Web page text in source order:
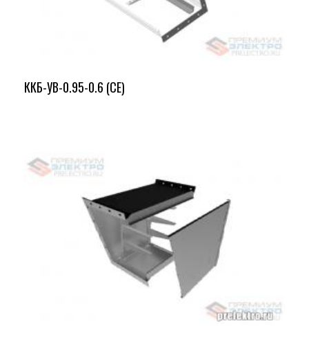
ККБ-УВ-0.95-0.6 (СЕ)